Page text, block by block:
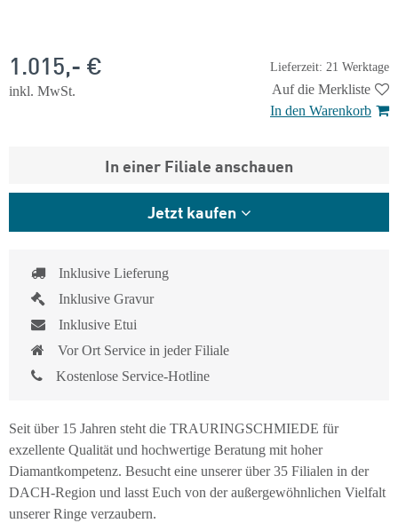
Lieferzeit: 21 Werktage
1.015,- €
inkl. MwSt.
Auf die Merkliste
In den Warenkorb
In einer Filiale anschauen
Jetzt kaufen
Inklusive Lieferung
Inklusive Gravur
Inklusive Etui
Vor Ort Service in jeder Filiale
Kostenlose Service-Hotline
Seit über 15 Jahren steht die TRAURINGSCHMIEDE für
exzellente Qualität und hochwertige Beratung mit hoher
Diamantkompetenz. Besucht eine unserer über 35 Filialen in der
DACH-Region und lasst Euch von der außergewöhnlichen Vielfalt
unserer Ringe verzaubern.